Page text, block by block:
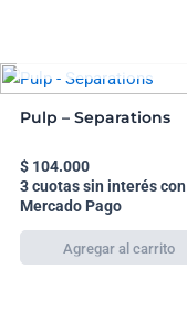
Pulp – Separations
$104.000
3 cuotas sin interés con
Mercado Pago